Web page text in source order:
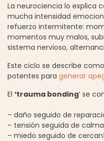
La neurociencia lo explica
mucha intensidad
refuerzo intermitente:
momentos muy malos,
sistema nervioso,
Este ciclo se describe
potentes para generar
El ‘trauma bonding‘ se
– daño seguido de
– tensión seguida de calma
– miedo seguido de